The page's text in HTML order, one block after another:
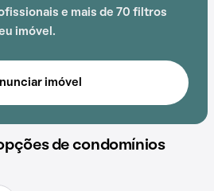
e mais de 70 filtros
imóvel.
imóvel
de condomínios